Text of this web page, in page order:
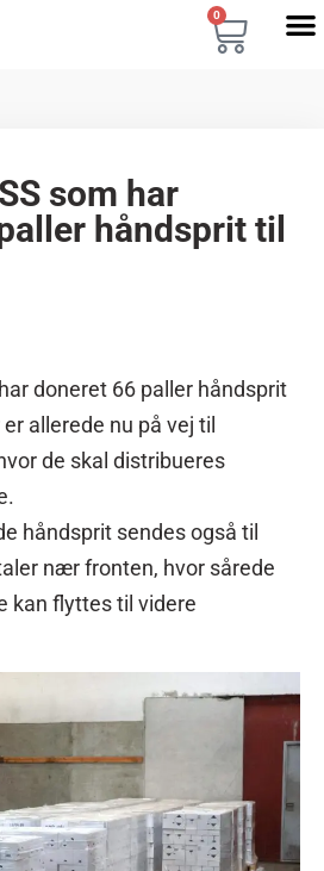
0
som har
håndsprit til
doneret 66 paller håndsprit
allerede nu på vej til
de skal distribueres
håndsprit sendes også til
nær fronten, hvor sårede
kan flyttes til videre